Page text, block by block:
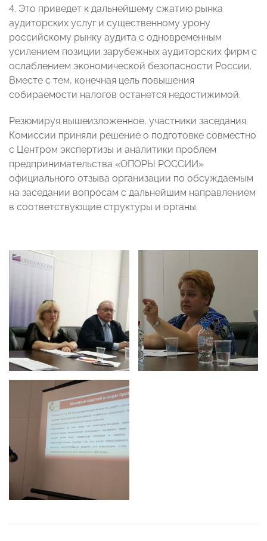
4. Это приведет к дальнейшему сжатию рынка
аудиторских услуг и существенному урону
российскому рынку аудита с одновременным
усилением позиции зарубежных аудиторских фирм с
ослаблением экономической безопасности России.
Вместе с тем, конечная цель повышения
собираемости налогов останется недостижимой.
Резюмируя вышеизложенное, участники заседания
Комиссии приняли решение о подготовке совместно
с Центром экспертизы и аналитики проблем
предпринимательства «ОПОРЫ РОССИИ»
официального отзыва организации по обсуждаемым
на заседании вопросам с дальнейшим направлением
в соответствующие структуры и органы.